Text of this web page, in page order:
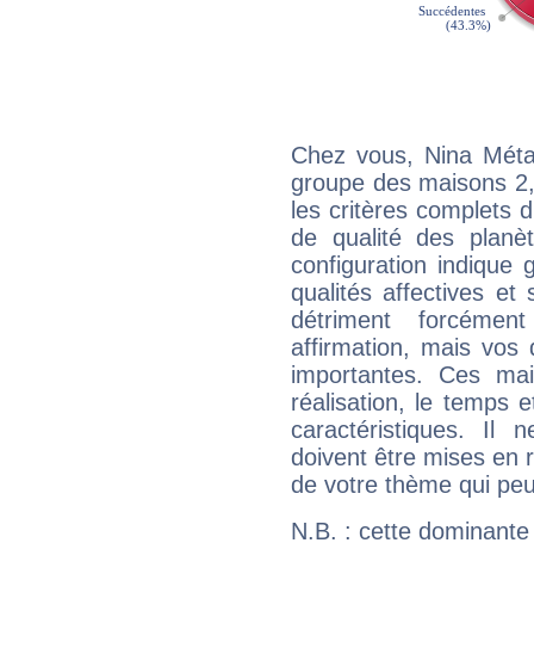
Chez vous, Nina
groupe des maisons
les critères complets
de qualité des
configuration indique
qualités affectives et
détriment
affirmation, mais
importantes. Ces
réalisation, le temps
caractéristiques. Il
doivent être mises en
de votre thème qui
N.B. : cette